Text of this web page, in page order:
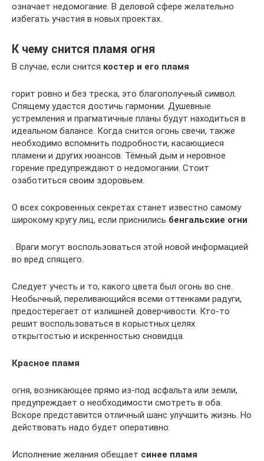
означает недомогание. В деловой сфере желательно
избегать участия в новых проектах.
К чему снится пламя огня
В случае, если снится костер и его пламя
горит ровно и без треска, это благополучный символ.
Спящему удастся достичь гармонии. Душевные
устремления и прагматичные планы будут находиться в
идеальном балансе. Когда снится огонь свечи, также
необходимо вспомнить подробности, касающиеся
пламени и других нюансов. Тёмный дым и неровное
горение предупреждают о недомогании. Стоит
озаботиться своим здоровьем.
О всех сокровенных секретах станет известно самому
широкому кругу лиц, если приснились бенгальские огни
. Враги могут воспользоваться этой новой информацией
во вред спящего.
Следует учесть и то, какого цвета был огонь во сне.
Необычный, переливающийся всеми оттенками радуги,
предостерегает от излишней доверчивости. Кто-то
решит воспользоваться в корыстных целях
открытостью и искренностью сновидца.
Красное пламя
огня, возникающее прямо из-под асфальта или земли,
предупреждает о необходимости смотреть в оба.
Вскоре представится отличный шанс улучшить жизнь. Но
действовать надо будет оперативно.
Исполнение желания обещает синее пламя